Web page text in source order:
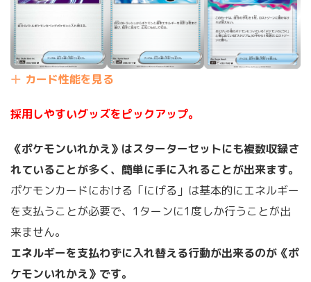
カード性能を見る
採用しやすいグッズをピックアップ。
《ポケモンいれかえ》はスターターセットにも複数収録さ
れていることが多く、簡単に手に入れることが出来ます。
ポケモンカードにおける「にげる」は基本的にエネルギー
を支払うことが必要で、1ターンに1度しか行うことが出
来ません。
エネルギーを支払わずに入れ替える行動が出来るのが《ポ
ケモンいれかえ》です。